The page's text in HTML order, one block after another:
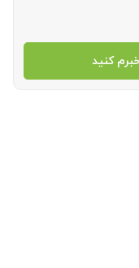
کنید